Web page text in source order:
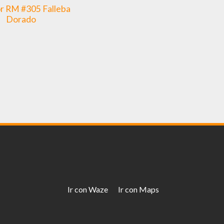
RM #305 Falleba
Dorado
Ir con Waze Ir con Maps